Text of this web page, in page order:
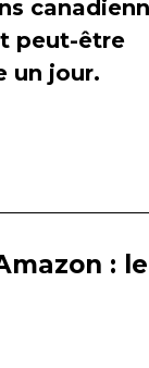
peut-être
un jour.
: